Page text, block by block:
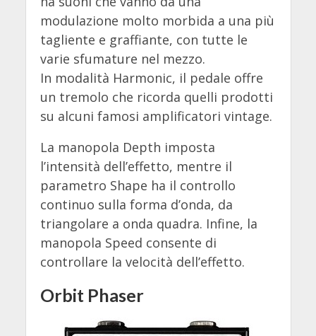
modulazione molto morbida a una più
tagliente e graffiante, con tutte le
varie sfumature nel mezzo.
In modalità Harmonic, il pedale offre
un tremolo che ricorda quelli prodotti
su alcuni famosi amplificatori vintage.
La manopola Depth imposta
l’intensità dell’effetto, mentre il
parametro Shape ha il controllo
continuo sulla forma d’onda, da
triangolare a onda quadra. Infine, la
manopola Speed consente di
controllare la velocità dell’effetto.
Orbit Phaser